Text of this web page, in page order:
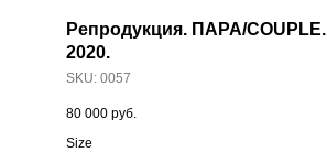
Репродукция. ПАРА/COUPLE.
2020.
SKU: 0057
80 000 руб.
Size